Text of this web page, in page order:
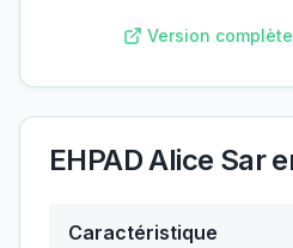
Version
EHPAD Alice Sar
Caractéristique